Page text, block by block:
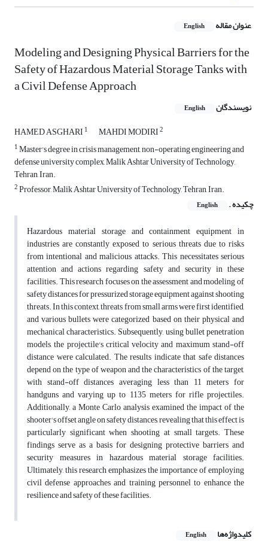
عنوان مقاله English
Modeling and Designing Physical Barriers for the
Safety of Hazardous Material Storage Tanks with
a Civil Defense Approach
نویسندگان English
HAMED ASGHARI 1 MAHDI MODIRI2
1Master's degree in crisis management, non-operating engineering and
defense university complex, Malik Ashtar University of Technology,
Tehran, Iran.
2Professor, Malik Ashtar University of Technology, Tehran, Iran.
چکیده .
English
Hazardous material storage and containment equipment in
industries are constantly exposed to serious threats due to risks
from intentional and malicious attacks. This necessitates serious
attention and actions regarding safety and security in these
facilities. This research focuses on the assessment and modeling of
safety distances for pressurized storage equipment against shooting
threats. In this context, threats from small arms were first identified,
and various bullets were categorized based on their physical and
mechanical characteristics. Subsequently, using bullet penetration
models, the projectile's critical velocity and maximum stand-off
distance were calculated. The results indicate that safe distances
depend on the type of weapon and the characteristics of the target,
with stand-off distances averaging less than 11 meters for
handguns and varying up to 1135 meters for rifle projectiles.
Additionally, a Monte Carlo analysis examined the impact of the
shooter's offset angle on safety distances, revealing that this effect is
particularly significant when shooting at small targets. These
findings serve as a basis for designing protective barriers and
security measures in hazardous material storage facilities.
Ultimately, this research emphasizes the importance of employing
civil defense approaches and training personnel to enhance the
resilience and safety of these facilities.
کلیدواژه‌ها English